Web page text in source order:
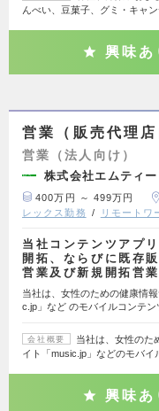
んべい、豆菓子、グミ・キャ
興味あ
営業（販売代理店
営業（法人向け）
株式会社エムティー
400万円 ～ 499万円
レックス勤務
リモートワ
当社コンテンツアプ
開拓、ならびに既存
営業及び新規開拓営
当社は、女性のための健康情
c.jp」など のモバイルコンテン
会社概要
当社は、女性のた
イト「music.jp」などのモバイ
興味あ